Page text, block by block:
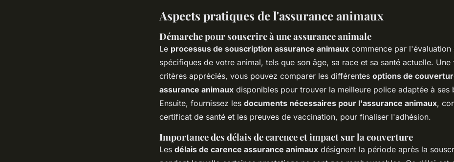
Aspects pratiques de l'assurance animaux
Démarche pour souscrire à une assurance animale
Le processus de souscription assurance animaux commence par l'évaluation
spécifiques de votre animal, tels que son âge, sa race et sa santé actuelle. Une
critères appréciés, vous pouvez comparer les différentes options de
assurance animaux disponibles pour trouver la meilleure police adaptée à ses
Ensuite, fournissez les documents nécessaires pour l'assurance animaux,
certificat de santé et les preuves de vaccination, pour finaliser l'adhésion.
Importance des délais de carence et impact sur la couverture
Les délais de carence assurance animaux désignent la période après la